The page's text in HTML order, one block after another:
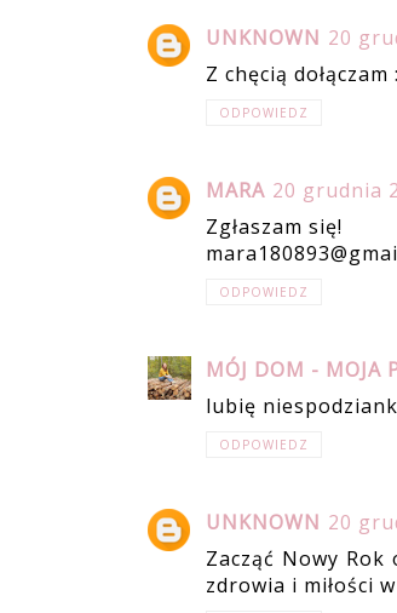
UNKNOWN 20
Z chęcią dołączam
ODPOWIEDZ
MARA 20 grudnia
Zgłaszam się!
ODPOWIEDZ
MÓJ DOM - MOJA
lubię
ODPOWIEDZ
UNKNOWN 20
Zacząć Nowy Rok
zdrowia i miłości